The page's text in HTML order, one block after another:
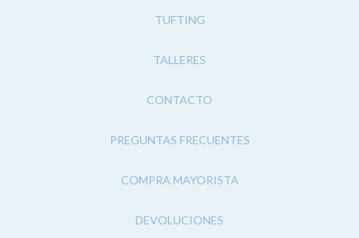
TUFTING
TALLERES
CONTACTO
PREGUNTAS FRECUENTES
COMPRA MAYORISTA
DEVOLUCIONES